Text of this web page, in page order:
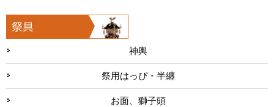
神輿
祭用はっぴ・半纏
お面、獅子頭